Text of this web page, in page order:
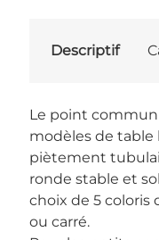
Descriptif
Le point
modèles de table
piètement
ronde stable et
choix de 5 coloris
ou carré.